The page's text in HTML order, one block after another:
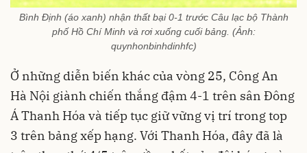
Bình Định (áo xanh) nhận thất bại 0-1 trước Câu lạc bộ Thành
phố Hồ Chí Minh và rơi xuống cuối bảng. (Ảnh:
quynhonbinhdinhfc)
Ở những diễn biến khác của vòng 25, Công An
Hà Nội giành chiến thắng đậm 4-1 trên sân Đông
Á Thanh Hóa và tiếp tục giữ vững vị trí trong top
3 trên bảng xếp hạng. Với Thanh Hóa, đây đã là